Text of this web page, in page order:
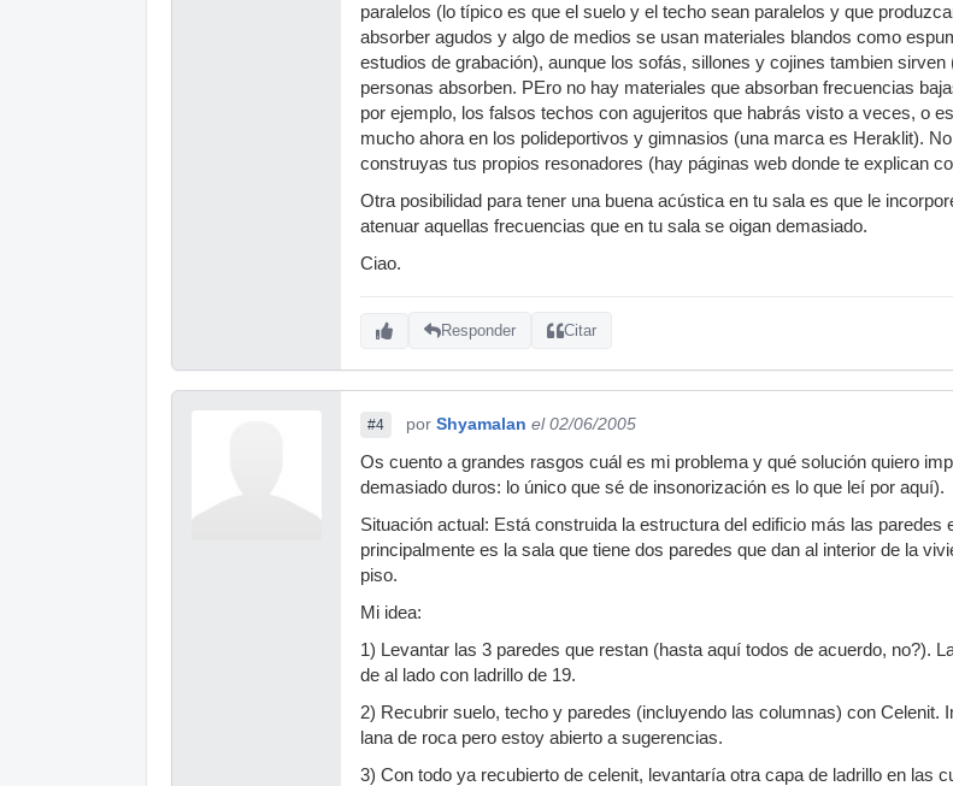
paralelos (lo típico es que el suelo y el techo sean paralelos y que
absorber agudos y algo de medios se usan materiales blandos como
estudios de grabación), aunque los sofás, sillones y cojines tambien
personas absorben. PEro no hay materiales que absorban frecuencias
por ejemplo, los falsos techos con agujeritos que habrás visto a veces, o
mucho ahora en los polideportivos y gimnasios (una marca es Heraklit).
construyas tus propios resonadores (hay páginas web donde te explican
Otra posibilidad para tener una buena acústica en tu sala es que le
atenuar aquellas frecuencias que en tu sala se oigan demasiado.
Ciao.
Responder Citar
#4 por Shyamalan el 02/06/2005
Os cuento a grandes rasgos cuál es mi problema y qué solución quiero
demasiado duros: lo único que sé de insonorización es lo que leí por aquí).
Situación actual: Está construida la estructura del edificio más las
principalmente es la sala que tiene dos paredes que dan al interior de la
piso.
Mi idea:
1) Levantar las 3 paredes que restan (hasta aquí todos de acuerdo, no?).
de al lado con ladrillo de 19.
2) Recubrir suelo, techo y paredes (incluyendo las columnas) con Celenit.
lana de roca pero estoy abierto a sugerencias.
3) Con todo ya recubierto de celenit, levantaría otra capa de ladrillo en las